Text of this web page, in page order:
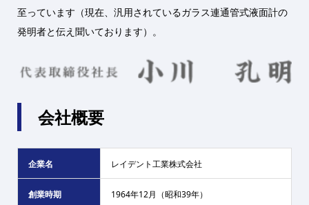
至っています（現在、汎用されているガラス連通管式液面計の
発明者と伝え聞いております）。
会社概要
企業名 レイデント工業株式会社
創業時期 1964年12月（昭和39年）